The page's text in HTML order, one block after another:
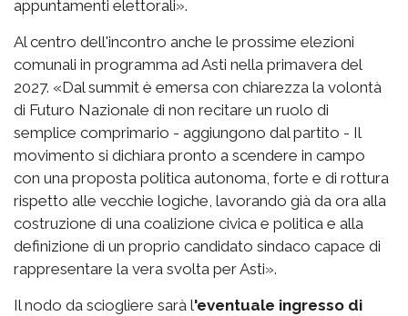
appuntamenti elettorali».
Al centro dell'incontro anche le prossime elezioni
comunali in programma ad Asti nella primavera del
2027. «Dal summit è emersa con chiarezza la volontà
di Futuro Nazionale di non recitare un ruolo di
semplice comprimario - aggiungono dal partito - Il
movimento si dichiara pronto a scendere in campo
con una proposta politica autonoma, forte e di rottura
rispetto alle vecchie logiche, lavorando già da ora alla
costruzione di una coalizione civica e politica e alla
definizione di un proprio candidato sindaco capace di
rappresentare la vera svolta per Asti».
Il nodo da sciogliere sarà l'eventuale ingresso di